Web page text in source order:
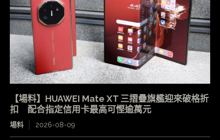
【場料】HUAWEI Mate XT 三摺疊旗艦迎來破格折
扣 配合指定信用卡最高可慳逾萬元
場料 2026-08-09